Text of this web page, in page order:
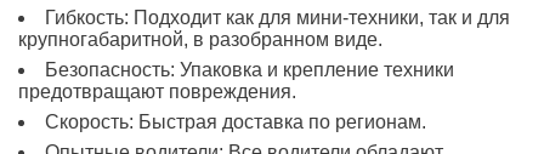
Гибкость: Подходит как для мини-техники, так и для
крупногабаритной, в разобранном виде.
Безопасность: Упаковка и крепление техники
предотвращают повреждения.
Скорость: Быстрая доставка по регионам.